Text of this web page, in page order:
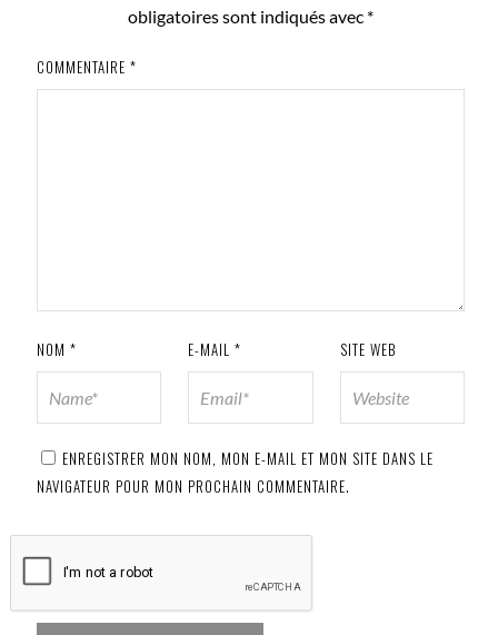
obligatoires sont indiqués avec *
COMMENTAIRE *
NOM * E-MAIL* SITE WEB
ENREGISTRER MON NOM, MON E-MAIL ET MON SITE DANS LE
NAVIGATEUR POUR MON PROCHAIN COMMENTAIRE.